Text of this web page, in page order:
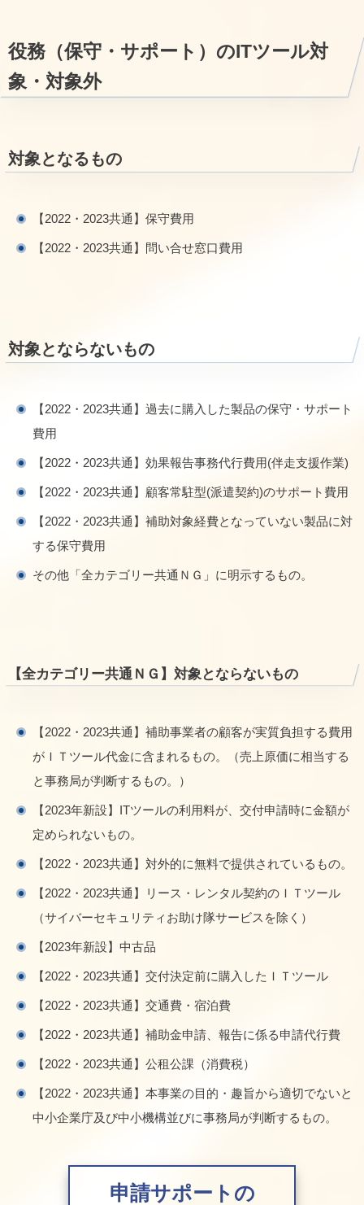
役務（保守・サポート）のITツール対
象・対象外
対象となるもの
【2022・2023共通】保守費用
【2022・2023共通】問い合せ窓口費用
対象とならないもの
【2022・2023共通】過去に購入した製品の保守・サポート
費用
【2022・2023共通】効果報告事務代行費用(伴走支援作業)
【2022・2023共通】顧客常駐型(派遣契約)のサポート費用
【2022・2023共通】補助対象経費となっていない製品に対
する保守費用
その他「全カテゴリー共通ＮＧ」に明示するもの。
【全カテゴリー共通ＮＧ】対象とならないもの
【2022・2023共通】補助事業者の顧客が実質負担する費用
がＩＴツール代金に含まれるもの。（売上原価に相当する
と事務局が判断するもの。）
【2023年新設】ITツールの利用料が、交付申請時に金額が
定められないもの。
【2022・2023共通】対外的に無料で提供されているもの。
【2022・2023共通】リース・レンタル契約のＩＴツール
（サイバーセキュリティお助け隊サービスを除く）
【2023年新設】中古品
【2022・2023共通】交付決定前に購入したＩＴツール
【2022・2023共通】交通費・宿泊費
【2022・2023共通】補助金申請、報告に係る申請代行費
【2022・2023共通】公租公課（消費税）
【2022・2023共通】本事業の目的・趣旨から適切でないと
中小企業庁及び中小機構並びに事務局が判断するもの。
申請サポートの